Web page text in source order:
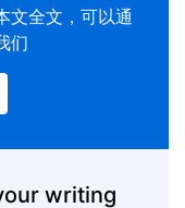
文全文，可以通
们
writing